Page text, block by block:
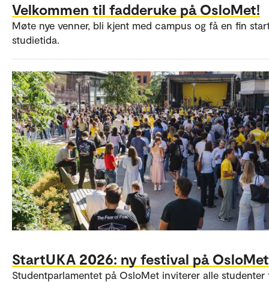
Velkommen til fadderuke på OsloMet!
Møte nye venner, bli kjent med campus og få en fin
studietida.
StartUKA 2026: ny festival på OsloMet
Studentparlamentet på OsloMet inviterer alle studenter